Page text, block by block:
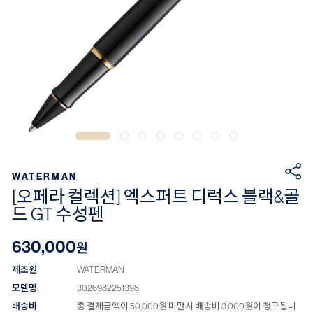
WATERMAN
[오페라 컬렉션] 엑스퍼트 디럭스 블랙&골
드 GT 수성펜
630,000원
제조원
WATERMAN
모델명
3026982251398
배송비
총 결제금액이 50,000원 미만시 배송비 3,000원이 청구됩니